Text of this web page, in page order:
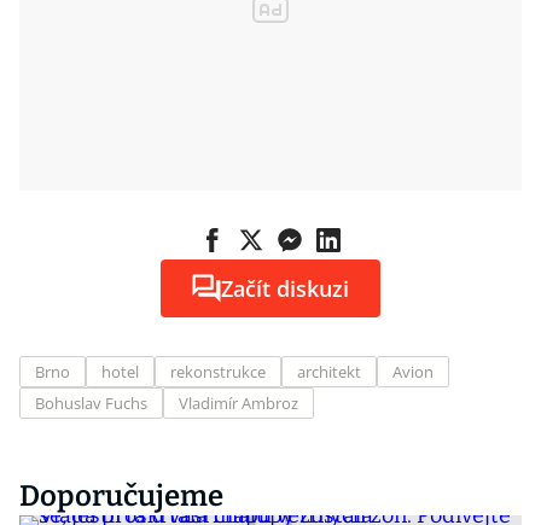
Začít diskuzi
Brno hotel rekonstrukce architekt
Avion
Bohuslav Fuchs
Vladimír Ambroz
Doporučujeme